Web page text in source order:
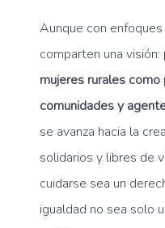
Aunque con
comparten una visión:
mujeres rurales
comunidades y
se avanza hacia la
solidarios y libres de
cuidarse sea un
igualdad no sea solo